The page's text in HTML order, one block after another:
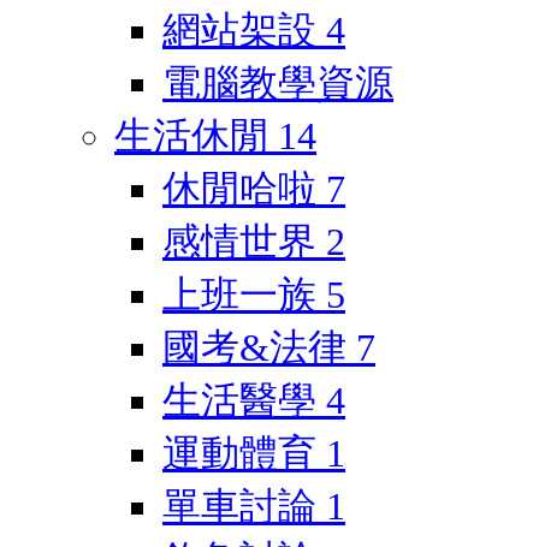
網站架設 4
電腦教學資源
生活休閒 14
休閒哈啦 7
感情世界 2
上班一族 5
國考&法律 7
生活醫學 4
運動體育 1
單車討論 1